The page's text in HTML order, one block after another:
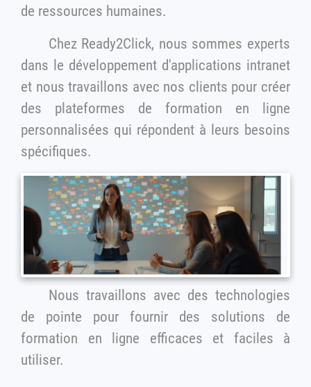
de ressources humaines.
Chez Ready2Click, nous sommes experts
dans le développement d'applications intranet
et nous travaillons avec nos clients pour créer
des plateformes de formation en ligne
personnalisées qui répondent à leurs besoins
spécifiques.
Nous travaillons avec des technologies
de pointe pour fournir des solutions de
formation en ligne efficaces et faciles à
utiliser.